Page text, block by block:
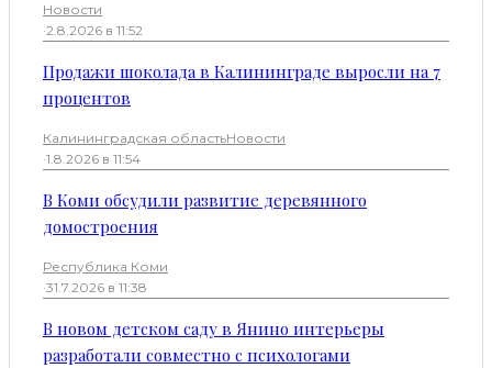
Новости
·2.8.2026 в 11:52
Продажи шоколада в Калининграде выросли на 7
процентов
Калининградская областьНовости
·1.8.2026 в 11:54
В Коми обсудили развитие деревянного
домостроения
Республика Коми
·31.7.2026 в 11:38
В новом детском саду в Янино интерьеры
разработали совместно с психологами